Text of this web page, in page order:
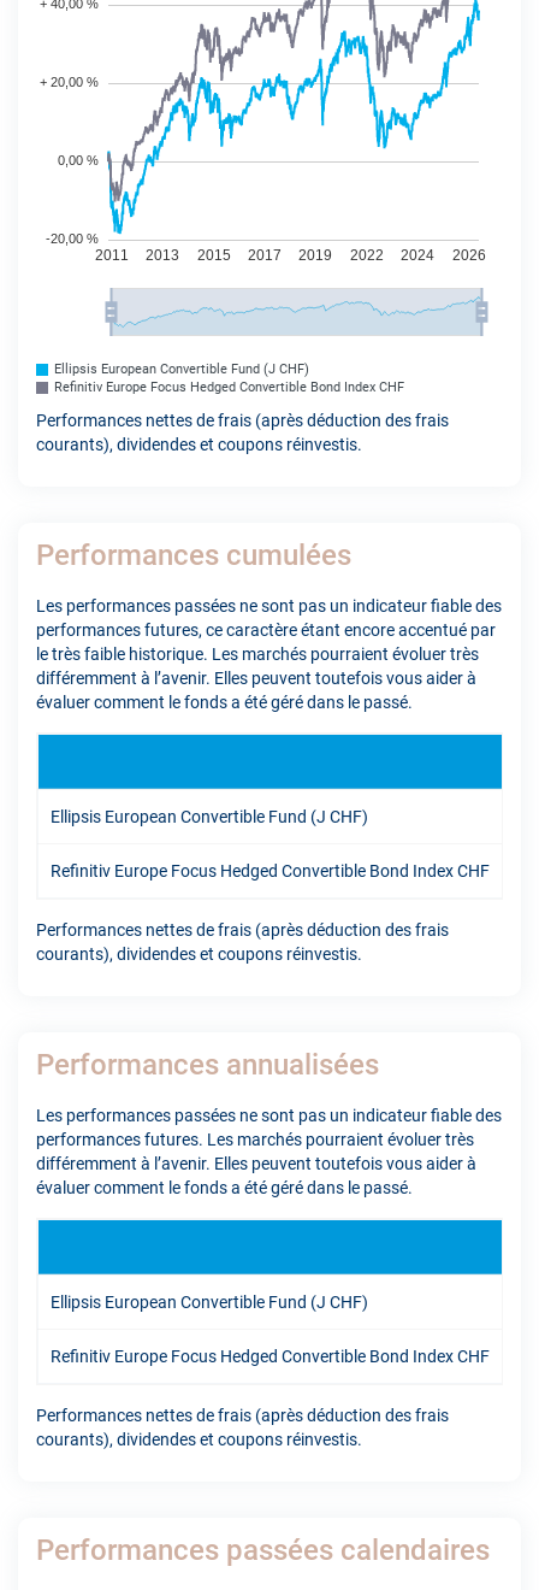
Ellipsis European Convertible Fund (J CHF)
Refinitiv Europe Focus Hedged Convertible Bond Index CHF
Performances nettes de frais (après déduction des frais
courants), dividendes et coupons réinvestis.
Performances cumulées
Les performances passées ne sont pas un indicateur fiable des
performances futures, ce caractère étant encore accentué par
le très faible historique. Les marchés pourraient évoluer très
différemment à l’avenir. Elles peuvent toutefois vous aider à
évaluer comment le fonds a été géré dans le passé.
Ellipsis European Convertible Fund (J CHF)
Refinitiv Europe Focus Hedged Convertible Bond Index CHF
Performances nettes de frais (après déduction des frais
courants), dividendes et coupons réinvestis.
Performances annualisées
Les performances passées ne sont pas un indicateur fiable des
performances futures. Les marchés pourraient évoluer très
différemment à l’avenir. Elles peuvent toutefois vous aider à
évaluer comment le fonds a été géré dans le passé.
Ellipsis European Convertible Fund (J CHF)
Refinitiv Europe Focus Hedged Convertible Bond Index CHF
Performances nettes de frais (après déduction des frais
courants), dividendes et coupons réinvestis.
Performances passées calendaires